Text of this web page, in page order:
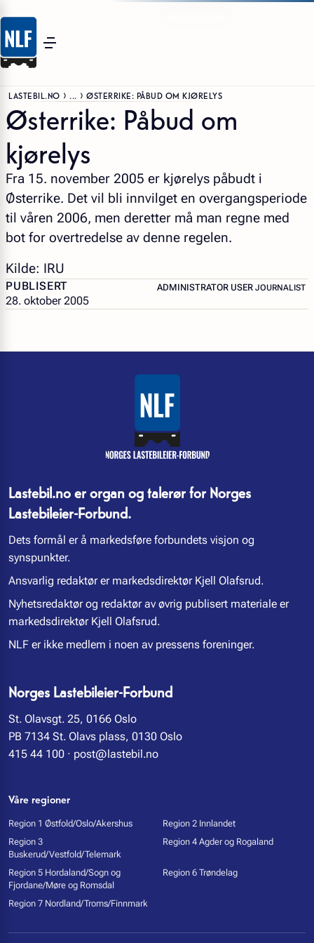
LASTEBIL.NO ... ØSTERRIKE: PÅBUD OM KJØRELYS
Østerrike: Påbud om
kjørelys
Fra 15. november 2005 er kjørelys påbudt i
Østerrike. Det vil bli innvilget en overgangsperiode
til våren 2006, men deretter må man regne med
bot for overtredelse av denne regelen.
Kilde: IRU
PUBLISERT
28. oktober 2005
ADMINISTRATOR USER –
JOURNALIST
Lastebil.no er organ og talerør for Norges
Lastebileier-Forbund.
Dets formål er å markedsføre forbundets visjon og
synspunkter.
Ansvarlig redaktør er markedsdirektør Kjell Olafsrud.
Nyhetsredaktør og redaktør av øvrig publisert materiale er
markedsdirektør Kjell Olafsrud.
NLF er ikke medlem i noen av pressens foreninger.
Norges Lastebileier-Forbund
St. Olavsgt. 25, 0166 Oslo
PB 7134 St. Olavs plass, 0130 Oslo
415 44 100 · post@lastebil.no
Våre regioner
Region 1 Østfold/Oslo/Akershus
Region 2 Innlandet
Region 3
Buskerud/Vestfold/Telemark
Region 4 Agder og Rogaland
Region 5 Hordaland/Sogn og
Fjordane/Møre og Romsdal
Region 6 Trøndelag
Region 7 Nordland/Troms/Finnmark